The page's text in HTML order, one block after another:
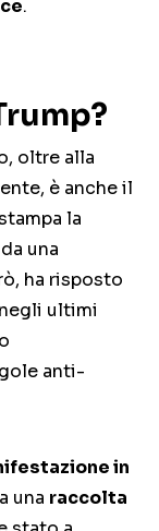
.
oltre alla
è anche il
la
una
ha risposto
ultimi
anti-
in
una raccolta